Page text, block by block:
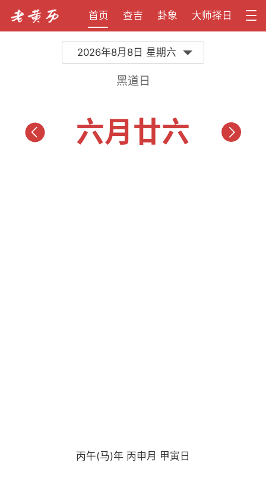
首页 查吉 卦象 大师择日
2026年8月8日 星期六
黑道日
六月廿六
丙午(马)年 丙申月 甲寅日